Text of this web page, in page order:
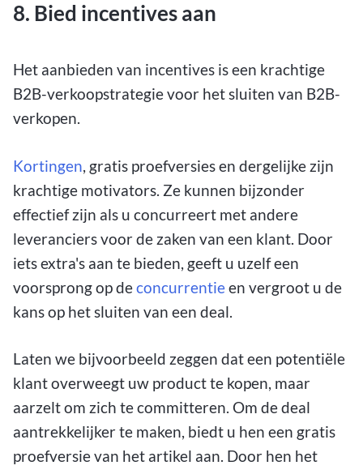
8. Bied incentives aan
Het aanbieden van incentives is een krachtige
B2B-verkoopstrategie voor het sluiten van B2B-
verkopen.
Kortingen , gratis proefversies en dergelijke zijn
krachtige motivators. Ze kunnen bijzonder
effectief zijn als u concurreert met andere
leveranciers voor de zaken van een klant. Door
iets extra's aan te bieden, geeft u uzelf een
voorsprong op deconcurrentieen vergroot u de
kans op het sluiten van een deal.
Laten we bijvoorbeeld zeggen dat een potentiële
klant overweegt uw product te kopen, maar
aarzelt om zich te committeren. Om de deal
aantrekkelijker te maken, biedt u hen een gratis
proefversie van het artikel aan. Door hen het